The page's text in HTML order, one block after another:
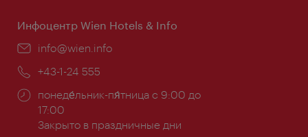
Инфоцентр Wien Hotels & Info
Эл.
info@wien.info
Телефон:
+43-1-24 555
Часы
работы:
понеде́льник-пя́тница с 9:00 до
17:00
Закрыто в праздничные дни